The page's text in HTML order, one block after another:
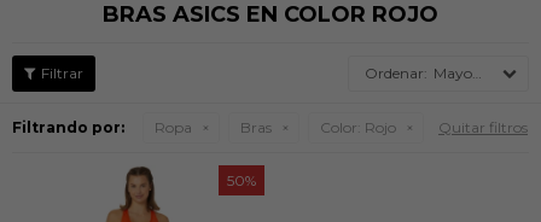
BRAS ASICS EN COLOR ROJO
Mayor precio
Filtrando por: Ropa Bras Color: Rojo Quitar filtros
50